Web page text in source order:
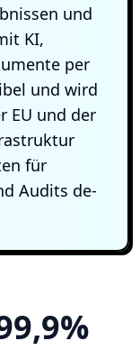
und
KI,
per
und wird
EU und der
für
Audits de-